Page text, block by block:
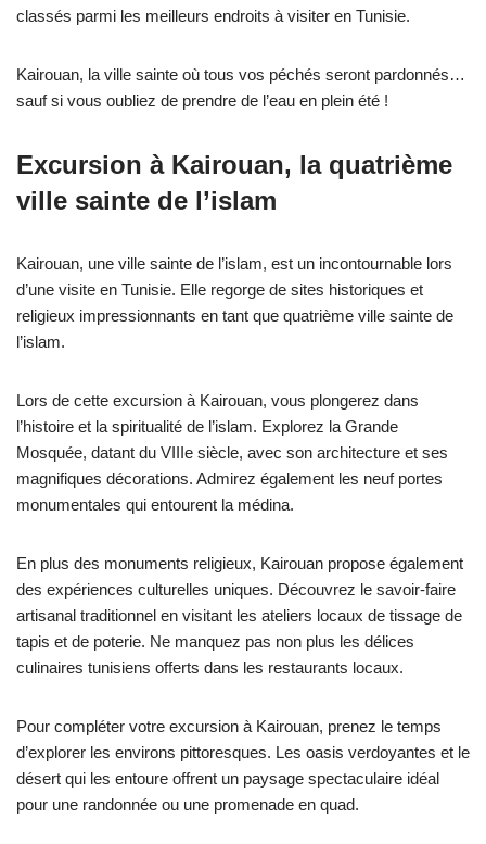
classés parmi les meilleurs endroits à visiter en Tunisie.
Kairouan, la ville sainte où tous vos péchés seront pardonnés…
sauf si vous oubliez de prendre de l’eau en plein été !
Excursion à Kairouan, la quatrième
ville sainte de l’islam
Kairouan, une ville sainte de l’islam, est un incontournable lors
d’une visite en Tunisie. Elle regorge de sites historiques et
religieux impressionnants en tant que quatrième ville sainte de
l’islam.
Lors de cette excursion à Kairouan, vous plongerez dans
l’histoire et la spiritualité de l’islam. Explorez la Grande
Mosquée, datant du VIIIe siècle, avec son architecture et ses
magnifiques décorations. Admirez également les neuf portes
monumentales qui entourent la médina.
En plus des monuments religieux, Kairouan propose également
des expériences culturelles uniques. Découvrez le savoir-faire
artisanal traditionnel en visitant les ateliers locaux de tissage de
tapis et de poterie. Ne manquez pas non plus les délices
culinaires tunisiens offerts dans les restaurants locaux.
Pour compléter votre excursion à Kairouan, prenez le temps
d’explorer les environs pittoresques. Les oasis verdoyantes et le
désert qui les entoure offrent un paysage spectaculaire idéal
pour une randonnée ou une promenade en quad.